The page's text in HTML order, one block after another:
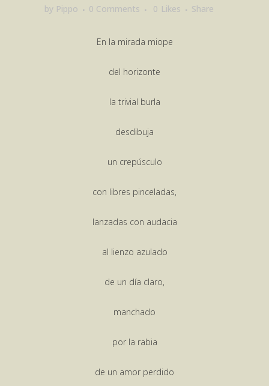
by Pippo 0 Comments 0 Likes Share
En la mirada miope
del horizonte
la trivial burla
desdibuja
un crepúsculo
con libres pinceladas,
lanzadas con audacia
al lienzo azulado
de un día claro,
manchado
por la rabia
de un amor perdido